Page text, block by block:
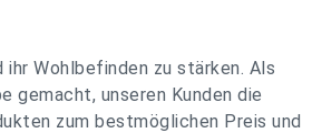
Wohlbefinden zu stärken. Als
gemacht, unseren Kunden die
zum bestmöglichen Preis und